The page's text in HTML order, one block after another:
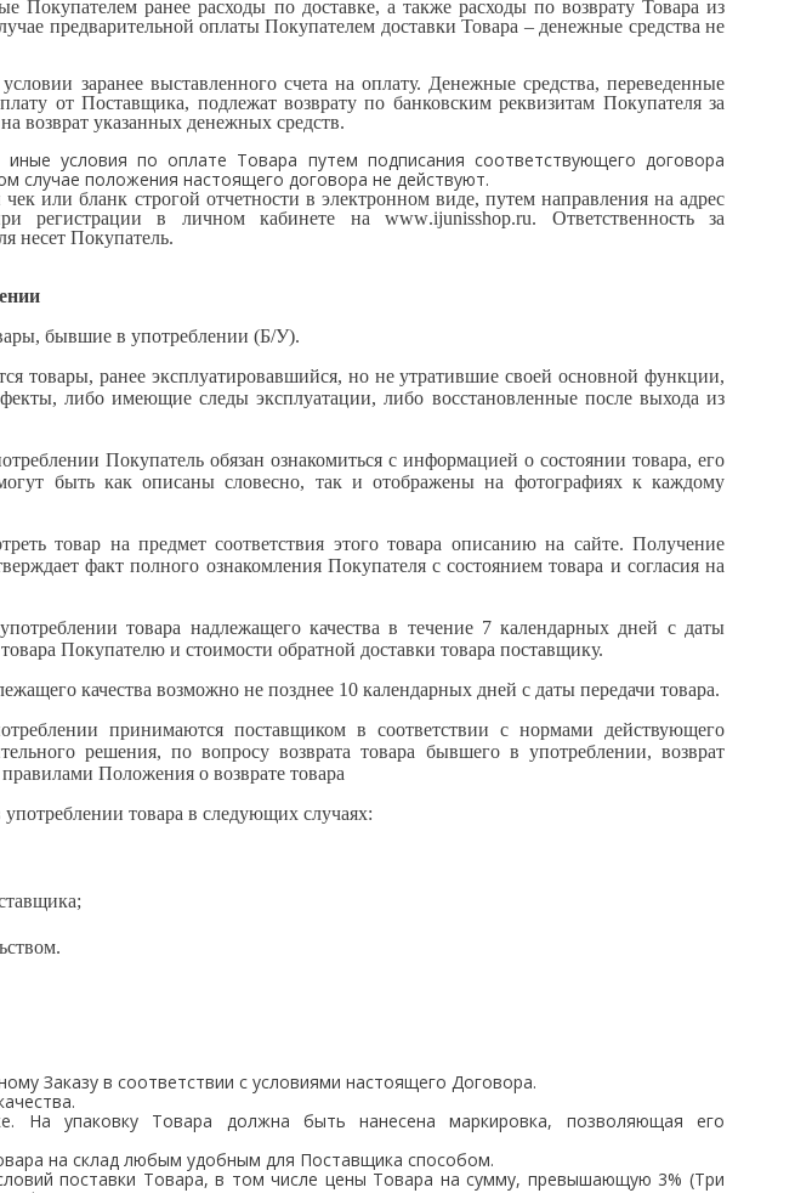
Покупателем ранее расходы по доставке, а также расходы по возврату Товара из
предварительной оплаты Покупателем доставки Товара – денежные средства не
заранее выставленного счета на оплату. Денежные средства, переведенные
от Поставщика, подлежат возврату по банковским реквизитам Покупателя за
возврат указанных денежных средств.
условия по оплате Товара путем подписания соответствующего договора
случае положения настоящего договора не действуют.
или бланк строгой отчетности в электронном виде, путем направления на адрес
регистрации в личном кабинете наwww.ijunisshop.ru. Ответственность за
несет Покупатель.
бывшие в употреблении (Б/У).
товары, ранее эксплуатировавшийся, но не утратившие своей основной функции,
либо имеющие следы эксплуатации, либо восстановленные после выхода из
Покупатель обязан ознакомиться с информацией о состоянии товара, его
быть как описаны словесно, так и отображены на фотографиях к каждому
товар на предмет соответствия этого товара описанию на сайте. Получение
факт полного ознакомления Покупателя с состоянием товара и согласия на
товара надлежащего качества в течение 7 календарных дней с даты
Покупателю и стоимости обратной доставки товара поставщику.
качества возможно не позднее 10 календарных дней с даты передачи товара.
принимаются поставщиком в соответствии с нормами действующего
решения, по вопросу возврата товара бывшего в употреблении, возврат
Положения о возврате товара
товара в следующих случаях:
Заказу в соответствии с условиями настоящего Договора.
На упаковку Товара должна быть нанесена маркировка, позволяющая его
на склад любым удобным для Поставщика способом.
поставки Товара, в том числе цены Товара на сумму, превышающую 3% (Три